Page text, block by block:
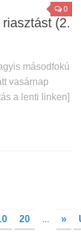
0
(2.
másodfokú
vasárnap
a lenti linken]
20 ... »